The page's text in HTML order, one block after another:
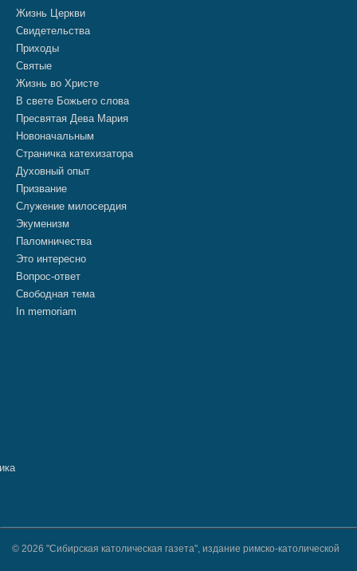
Жизнь Церкви
Свидетельства
Приходы
Святые
Жизнь во Христе
В свете Божьего слова
Пресвятая Дева Мария
Новоначальным
Страничка катехизатора
Духовный опыт
Призвание
Служение милосердия
Экуменизм
Паломничества
Это интересно
Вопрос-ответ
Свободная тема
In memoriam
© 2026 "Сибирская католическая газета", издание римско-католической